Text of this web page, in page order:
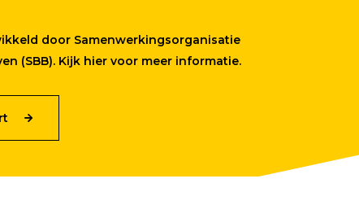
door Samenwerkingsorganisatie
(SBB). Kijk hier voor meer informatie.